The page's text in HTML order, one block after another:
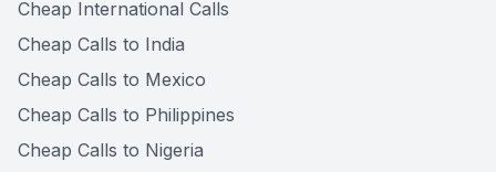
Cheap International Calls
Cheap Calls to India
Cheap Calls to Mexico
Cheap Calls to Philippines
Cheap Calls to Nigeria